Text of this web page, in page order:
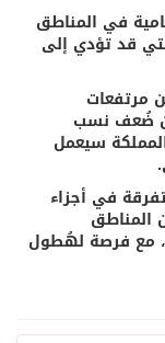
في المناطق
قد تؤدي إلى
مرتفعات
ضُعف نسب
سيعمل
في أجزاء
المناطق
مع فرصة لهُطول